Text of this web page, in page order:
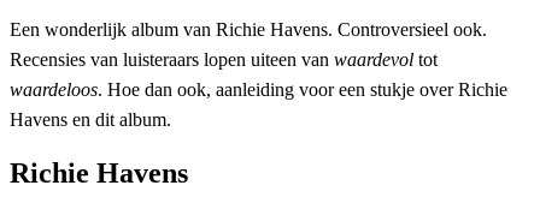
Een wonderlijk album van Richie Havens. Controversieel ook.
Recensies van luisteraars lopen uiteen van waardevol tot
waardeloos. Hoe dan ook, aanleiding voor een stukje over Richie
Havens en dit album.
Richie Havens